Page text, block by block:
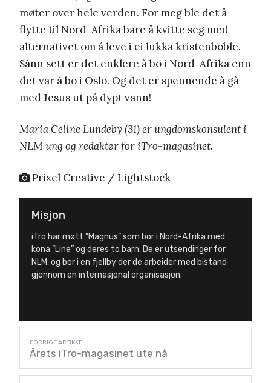
møter over hele verden. For meg ble det å
flytte til Nord-Afrika bare å kvitte seg med
alternativet om å leve i ei lukka kristenboble.
Sånn sett er det enklere å bo i Nord-Afrika enn
det var å bo i Oslo. Og det er spennende å gå
med Jesus ut på dypt vann!
Maria Celine Lundeby (31) er ungdomskonsulent i
NLM ung og redaktør for iTro-magasinet.
Prixel Creative / Lightstock
Misjon
iTro har møtt ”Magnus” som bor i Nord-Afrika med
kona ”Line” og deres to barn. De er utsendinger for
NLM, og bor i en fjellby der de arbeider med bistand
gjennom en internasjonal organisasjon.
Årets iTro-magasinet ute nå